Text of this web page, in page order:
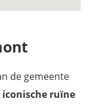
de gemeente
iconische ruïne